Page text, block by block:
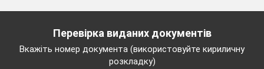
Перевірка виданих документів
Вкажіть номер документа (використовуйте кириличну
розкладку)